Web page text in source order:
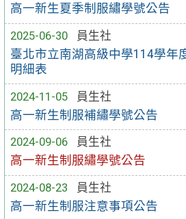
高一新生夏季制服繡學號公告
2025-06-30
員生社
臺北市立南湖高級中學114學年
明細表
2024-11-05
員生社
高一新生制服補繡學號公告
2024-09-06
員生社
高一新生制服繡學號公告
2024-08-23
員生社
高一新生制服注意事項公告